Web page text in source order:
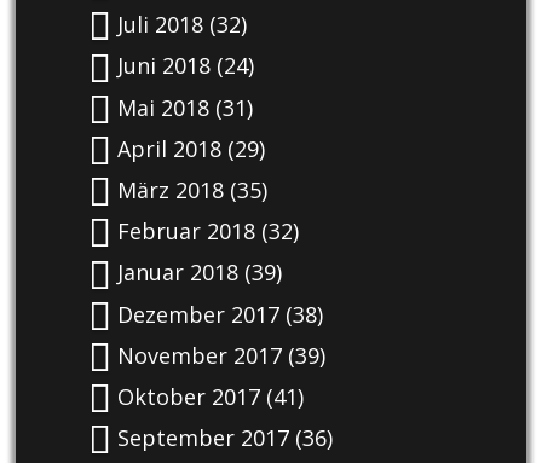
Juli 2018(32)
Juni 2018(24)
Mai 2018(31)
April 2018(29)
März 2018(35)
Februar 2018(32)
Januar 2018(39)
Dezember 2017(38)
November 2017(39)
Oktober 2017(41)
September 2017(36)